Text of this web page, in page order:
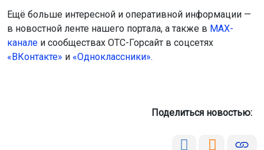
Ещё больше интересной и оперативной информации —
в новостной ленте нашего портала, а также в МАХ-
канале и сообществах ОТС-Горсайт в соцсетях
«ВКонтакте» и «Одноклассники».
Поделиться новостью: